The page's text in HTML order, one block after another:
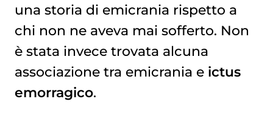
una storia di emicrania rispetto a
chi non ne aveva mai sofferto. Non
è stata invece trovata alcuna
associazione tra emicrania e ictus
emorragico.